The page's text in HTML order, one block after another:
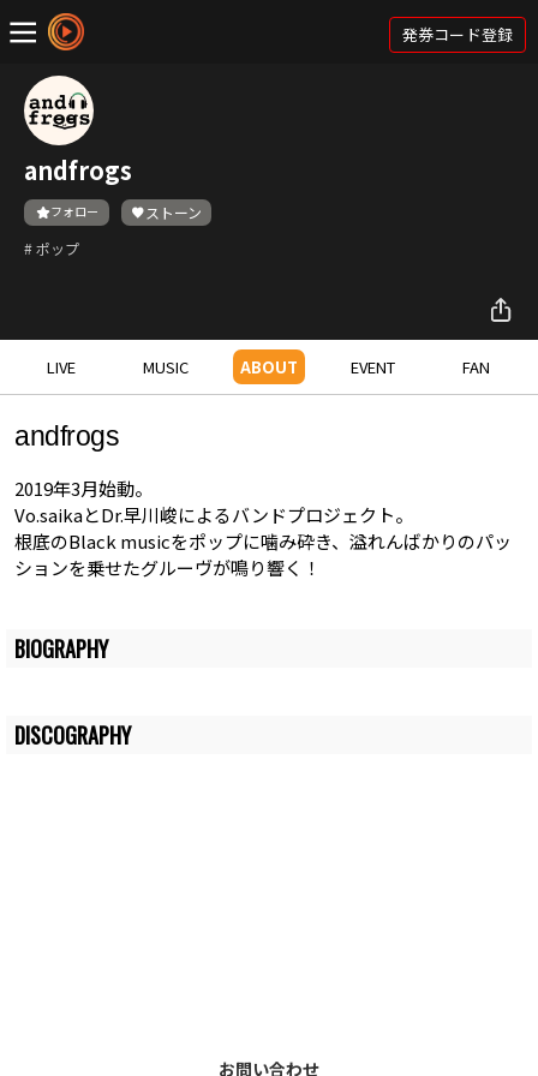
発券コード登録
andfrogs
フォロー
ストーン
# ポップ
LIVE MUSIC ABOUT EVENT FAN
andfrogs
2019年3月始動。
Vo.saikaとDr.早川峻によるバンドプロジェクト。
根底のBlack musicをポップに噛み砕き、溢れんばかりのパッ
ションを乗せたグルーヴが鳴り響く！
BIOGRAPHY
DISCOGRAPHY
お問い合わせ